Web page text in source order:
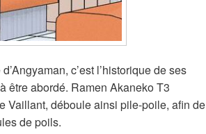
c’est l’historique de ses
être abordé. Ramen Akaneko T3
Vaillant, déboule ainsi pile-poile, afin de
de poils.